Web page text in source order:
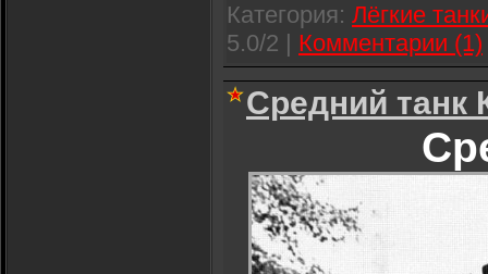
Категория: Лёгкие
5.0/2 | Комментарии (1)
Средний танк